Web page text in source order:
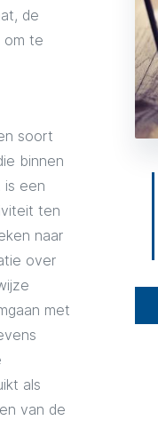
de
om te
soort
binnen
is een
ten
naar
over
met
als
van de